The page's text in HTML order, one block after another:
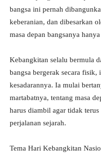
bangsa ini pernah
keberanian, dan dibesarkan
masa depan bangsanya
Kebangkitan selalu bermula
bangsa bergerak secara
kesadarannya. Ia mulai
martabatnya, tentang masa
harus diambil agar tidak
perjalanan sejarah.
Tema Hari Kebangkitan